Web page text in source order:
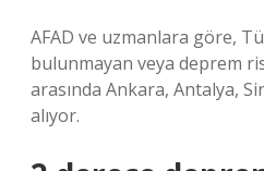
AFAD ve uzmanlara göre,
bulunmayan veya deprem
arasında Ankara, Antalya,
alıyor.